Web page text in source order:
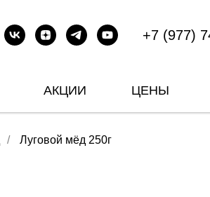
+7 (977)
АКЦИИ ЦЕНЫ
/ Луговой мёд 250г